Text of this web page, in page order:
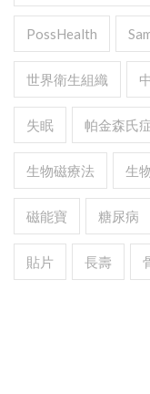
PossHealth
世界衛生組織
失眠 帕金森氏
生物磁療法 生
磁能寶 糖尿病
貼片 長壽